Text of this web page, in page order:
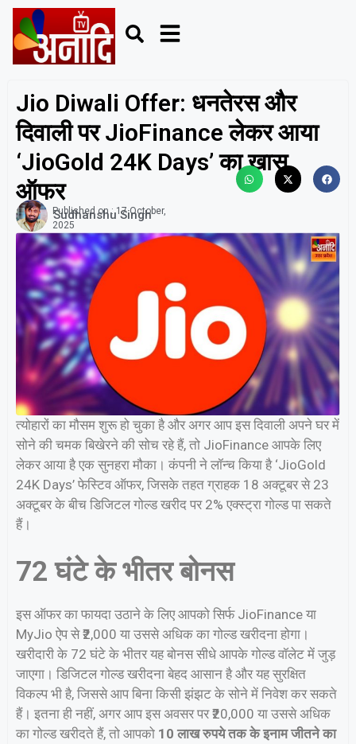
Jio Diwali Offer: धनतेरस और
दिवाली पर JioFinance लेकर आया
‘JioGold 24K Days’ का खास
ऑफर
Sudhanshu Singh
Published on : 17 October,
2025
त्योहारों का मौसम शुरू हो चुका है और अगर आप इस दिवाली अपने घर में
सोने की चमक बिखेरने की सोच रहे हैं, तो JioFinance आपके लिए
लेकर आया है एक सुनहरा मौका। कंपनी ने लॉन्च किया है ‘JioGold
24K Days’ फेस्टिव ऑफर, जिसके तहत ग्राहक 18 अक्टूबर से 23
अक्टूबर के बीच डिजिटल गोल्ड खरीद पर 2% एक्स्ट्रा गोल्ड पा सकते
हैं।
72 घंटे के भीतर बोनस
इस ऑफर का फायदा उठाने के लिए आपको सिर्फ JioFinance या
MyJio ऐप से ₹2,000 या उससे अधिक का गोल्ड खरीदना होगा।
खरीदारी के 72 घंटे के भीतर यह बोनस सीधे आपके गोल्ड वॉलेट में जुड़
जाएगा। डिजिटल गोल्ड खरीदना बेहद आसान है और यह सुरक्षित
विकल्प भी है, जिससे आप बिना किसी झंझट के सोने में निवेश कर सकते
हैं। इतना ही नहीं, अगर आप इस अवसर पर ₹20,000 या उससे अधिक
का गोल्ड खरीदते हैं, तो आपको 10 लाख रुपये तक के इनाम जीतने का